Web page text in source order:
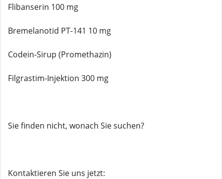
Flibanserin 100 mg
Bremelanotid PT-141 10 mg
Codein-Sirup (Promethazin)
Filgrastim-Injektion 300 mg
Sie finden nicht, wonach Sie suchen?
Kontaktieren Sie uns jetzt: